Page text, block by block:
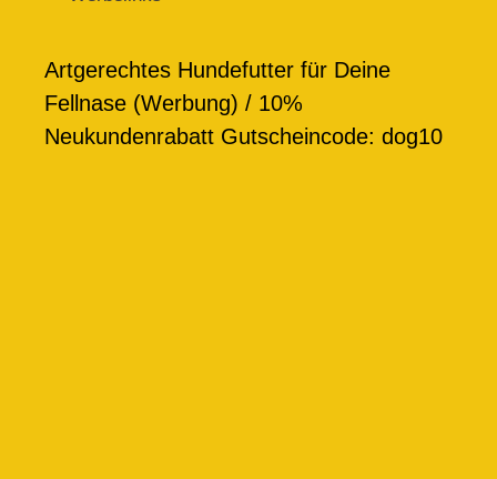
Artgerechtes Hundefutter für Deine
Fellnase (Werbung) / 10%
Neukundenrabatt Gutscheincode: dog10